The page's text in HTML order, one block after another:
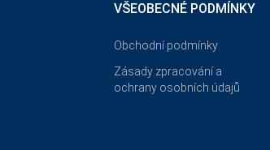
VŠEOBECNÉ PODMÍNKY
Obchodní podmínky
Zásady zpracování a
ochrany osobních údajů